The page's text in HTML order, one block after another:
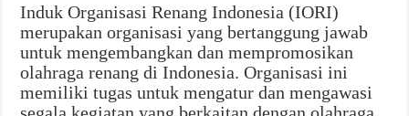
Induk Organisasi Renang Indonesia (IORI)
merupakan organisasi yang bertanggung jawab
untuk mengembangkan dan mempromosikan
olahraga renang di Indonesia. Organisasi ini
memiliki tugas untuk mengatur dan mengawasi